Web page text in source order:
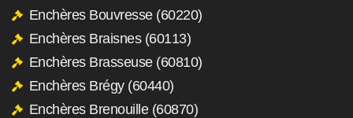
Enchères Bouvresse (60220)
Enchères Braisnes (60113)
Enchères Brasseuse (60810)
Enchères Brégy (60440)
Enchères Brenouille (60870)